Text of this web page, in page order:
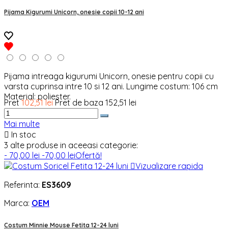
Pijama Kigurumi Unicorn, onesie copii 10-12 ani
Pijama intreaga kigurumi Unicorn, onesie pentru copii cu
varsta cuprinsa intre 10 si 12 ani. Lungime costum: 106 cm
Material: poliester.
Pret 102,51 lei Pret de baza 152,51 lei
Mai multe
 In stoc
3 alte produse in aceeasi categorie:
- 70,00 lei -70,00 leiOfertă!
Vizualizare rapida
Referinta: ES3609
Marca: OEM
Costum Minnie Mouse Fetita 12-24 luni